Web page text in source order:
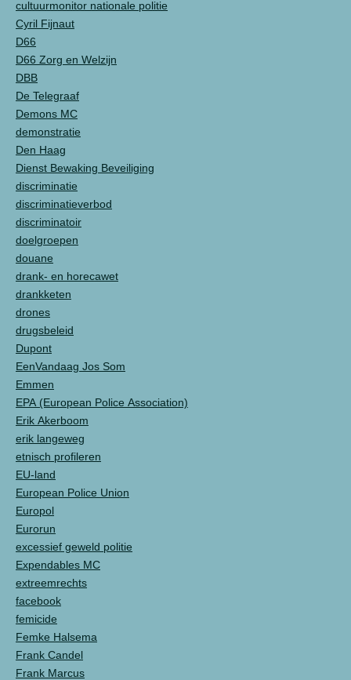
cultuurmonitor nationale politie
Cyril Fijnaut
D66
D66 Zorg en Welzijn
DBB
De Telegraaf
Demons MC
demonstratie
Den Haag
Dienst Bewaking Beveiliging
discriminatie
discriminatieverbod
discriminatoir
doelgroepen
douane
drank- en horecawet
drankketen
drones
drugsbeleid
Dupont
EenVandaag Jos Som
Emmen
EPA (European Police Association)
Erik Akerboom
erik langeweg
etnisch profileren
EU-land
European Police Union
Europol
Eurorun
excessief geweld politie
Expendables MC
extreemrechts
facebook
femicide
Femke Halsema
Frank Candel
Frank Marcus